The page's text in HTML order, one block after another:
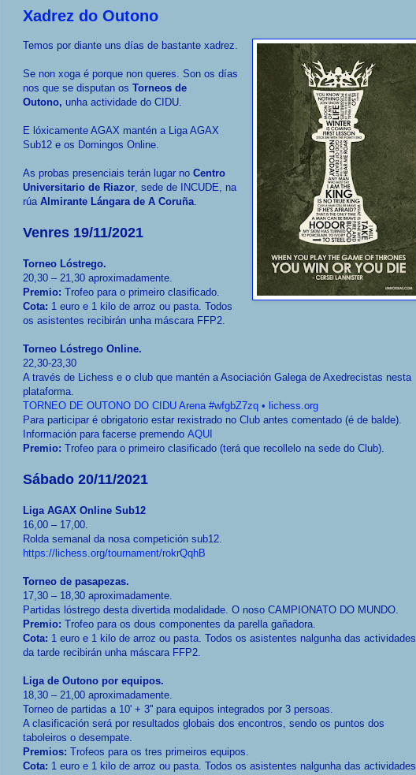
Xadrez do Outono
Temos por diante uns días de bastante xadrez.
Se non xoga é porque non queres. Son os días
nos que se disputan os Torneos de
Outono, unha actividade do CIDU.
E lóxicamente AGAX mantén a Liga AGAX
Sub12 e os Domingos Online.
As probas presenciais terán lugar no Centro
Universitario de Riazor , sede de INCUDE, na
rúa Almirante Lángara de A Coruña
Venres 19/11/2021
Torneo Lóstrego.
20,30 – 21,30 aproximadamente.
Premio: Trofeo para o primeiro clasificado.
Cota: 1 euro e 1 kilo de arroz ou pasta. Todos
os asistentes recibirán unha máscara FFP2.
Torneo Lóstrego Online.
22,30-23,30
A través de Lichess e o club que mantén a Asociación Galega de Axedrecistas nesta
plataforma.
TORNEO DE OUTONO DO CIDU Arena #wfgbZ7zq • lichess.org
Para participar é obrigatorio estar rexistrado no Club antes comentado (é de balde).
Información para facerse premendo AQUI
Premio: Trofeo para o primeiro clasificado (terá que recollelo na sede do Club).
Sábado 20/11/2021
Liga AGAX Online Sub12
16,00 – 17,00.
Rolda semanal da nosa competición sub12.
https://lichess.org/tournament/rokrQqhB
Torneo de pasapezas.
17,30 – 18,30 aproximadamente.
Partidas lóstrego desta divertida modalidade. O noso CAMPIONATO DO MUNDO.
Premio: Trofeo para os dous componentes da parella gañadora.
Cota: 1 euro e 1 kilo de arroz ou pasta. Todos os asistentes nalgunha das actividades
da tarde recibirán unha máscara FFP2.
Liga de Outono por equipos.
18,30 – 21,00 aproximadamente.
Torneo de partidas a 10' + 3'' para equipos integrados por 3 persoas.
A clasificación será por resultados globais dos encontros, sendo os puntos dos
taboleiros o desempate.
Premios: Trofeos para os tres primeiros equipos.
Cota: 1 euro e 1 kilo de arroz ou pasta. Todos os asistentes nalgunha das actividades